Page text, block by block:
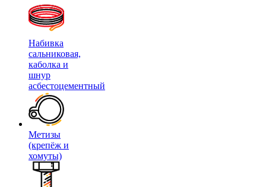
Набивка
сальниковая,
каболка и
шнур
асбестоцементный
Метизы
(крепёж и
хомуты)